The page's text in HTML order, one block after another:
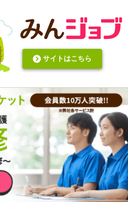
サイトはこちら